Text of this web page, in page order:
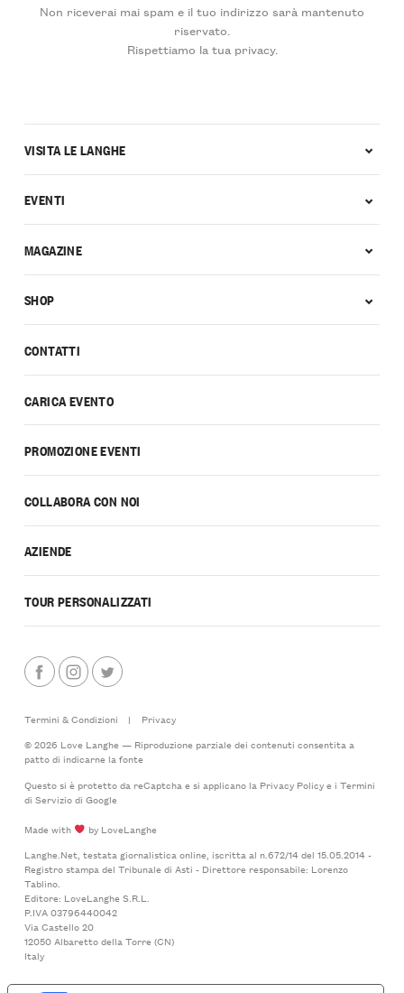
Non riceverai mai spam e il tuo indirizzo sarà mantenuto
riservato.
Rispettiamo la tua privacy.
CONTATTI
CARICA EVENTO
PROMOZIONE EVENTI
COLLABORA CON NOI
AZIENDE
TOUR PERSONALIZZATI
VISITA LE LANGHE
EVENTI
MAGAZINE
SHOP
Termini & Condizioni |
Privacy
© 2026 Love Langhe — Riproduzione parziale dei contenuti consentita a
patto di indicarne la fonte
Questo si è protetto da reCaptcha e si applicano la Privacy Policye i Termini
di Serviziodi Google
Made with
by LoveLanghe
Langhe.Net, testata giornalistica online, iscritta al n.672/14 del 15.05.2014 -
Registro stampa del Tribunale di Asti - Direttore responsabile: Lorenzo
Tablino.
Editore: LoveLanghe S.R.L.
P.IVA 03796440042
Via Castello 20
12050 Albaretto della Torre (CN)
Italy